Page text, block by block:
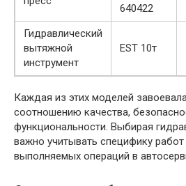
640422
Гидравлический
вытяжной
инструмент
EST 10т
Каждая из этих моделей
соотношению качества,
функциональности. Выбирая
важно учитывать специфику
выполняемых операций в